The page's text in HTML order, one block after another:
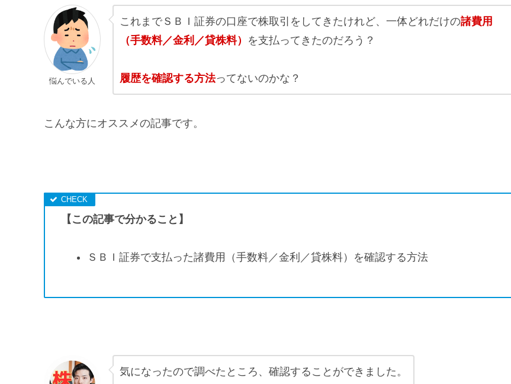
悩んでいる人
これまでＳＢＩ証券の口座で株取引をしてきたけれど、一体どれだけの諸費用
（手数料／金利／貸株料） を支払ってきたのだろう？
履歴を確認する方法ってないのかな？
こんな方にオススメの記事です。
【この記事で分かること】
ＳＢＩ証券で支払った諸費用（手数料／金利／貸株料）を確認する方法
気になったので調べたところ、確認することができました。